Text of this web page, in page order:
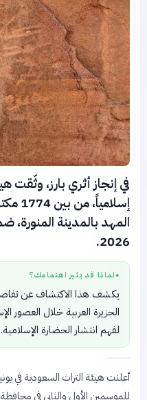
المهد بالمدينة
2026.
لماذا قد يثير اهتمامك؟
يكشف هذا الاكتشاف عن
الجزيرة العربية خلال العصور
لفهم انتشار الحضارة الإسلامية.
للموسمين الأول والثاني في